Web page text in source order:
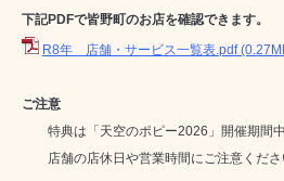
下記PDFで皆野町のお店を確認できます。
R8年 店舗・サービス一覧表.pdf
ご注意
特典は「天空のポピー2026」開催期間中
店舗の店休日や営業時間にご注意くださ